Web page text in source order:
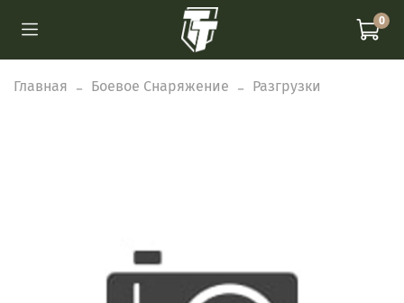
0
Главная Боевое Снаряжение Разгрузки